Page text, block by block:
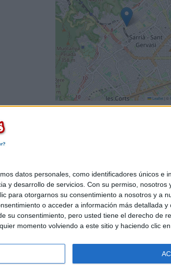
datos personales, como identificadores únicos e
y desarrollo de servicios. Con su permiso, nosotros
para otorgarnos su consentimiento a nosotros y a
o acceder a información más detallada
su consentimiento, pero usted tiene el derecho de
momento volviendo a este sitio y haciendo clic
Leaflet ©
|Política de cookies
Madrid [ESPAÑA] - Tel. +34 91 593 2767